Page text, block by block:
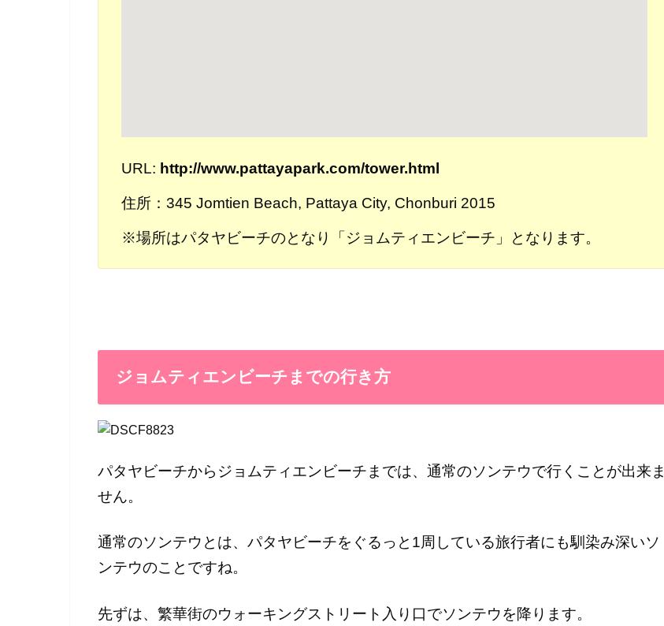
URL: http://www.pattayapark.com/tower.html
住所：345 Jomtien Beach, Pattaya City, Chonburi 2015
※場所はパタヤビーチのとなり「ジョムティエンビーチ」となります。
ジョムティエンビーチまでの行き方
パタヤビーチからジョムティエンビーチまでは、通常のソンテウで行くことが出来ま
せん。
通常のソンテウとは、パタヤビーチをぐるっと1周している旅行者にも馴染み深いソ
ンテウのことですね。
先ずは、繁華街のウォーキングストリート入り口でソンテウを降ります。